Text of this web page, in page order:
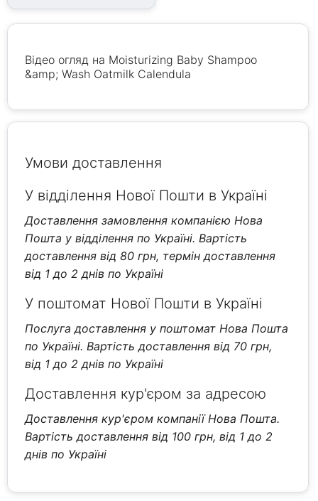
Відео огляд на Moisturizing Baby Shampoo
&amp; Wash Oatmilk Calendula
Умови доставлення
У відділення Нової Пошти в Україні
Доставлення замовлення компанією Нова
Пошта у відділення по Україні. Вартість
доставлення від 80 грн, термін доставлення
від 1 до 2 днів по Україні
У поштомат Нової Пошти в Україні
Послуга доставлення у поштомат Нова Пошта
по Україні. Вартість доставлення від 70 грн,
від 1 до 2 днів по Україні
Доставлення кур'єром за адресою
Доставлення кур'єром компанії Нова Пошта.
Вартість доставлення від 100 грн, від 1 до 2
днів по Україні